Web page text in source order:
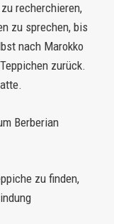
recherchieren,
zu sprechen, bis
nach Marokko
zurück.
Berberian
zu finden,